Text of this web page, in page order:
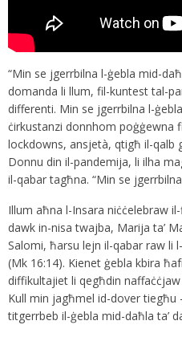
“Min se jgerrbilna l-ġebla mid-
domanda li llum, fil-kuntest tal-
differenti. Min se jgerrbilna l-
ċirkustanzi donnhom poġġewna
lockdowns, ansjetà, qtigħ il-qalb
Donnu din il-pandemija, li ilha
il-qabar tagħna. “Min se
Illum aħna l-Insara niċċelebraw
dawk in-nisa twajba, Marija ta’
Salomi, ħarsu lejn il-qabar raw li
(Mk 16:14). Kienet ġebla kbira
diffikultajiet li qegħdin
Kull min jagħmel id-dover
titgerrbeb il-ġebla mid-daħla ta’